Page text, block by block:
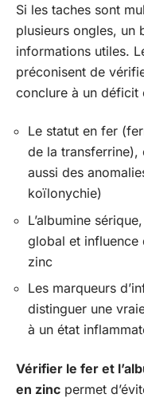
Si les taches sont
plusieurs ongles, un
informations utiles.
préconisent de
conclure à un déficit
Le statut en fer
de la transferrine),
aussi des
koïlonychie)
L’albumine
global et influence
zinc
Les marqueurs
distinguer une
à un état
Vérifier le fer et
en zinc permet